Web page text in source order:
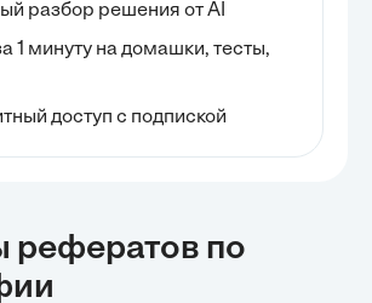
разбор решения от AI
1 минуту на домашки, тесты,
доступ с подпиской
рефератов по